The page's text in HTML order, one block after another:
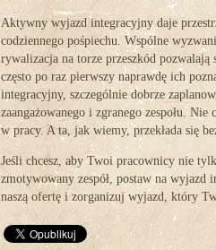
Aktywny wyjazd integracyjny daje
codziennego pośpiechu. Wspólne
rywalizacja na torze przeszkód
często po raz pierwszy naprawdę ich
integracyjny, szczególnie dobrze
zaangażowanego i zgranego zespołu.
w pracy. A ta, jak wiemy, przekłada się
Jeśli chcesz, aby Twoi pracownicy nie
zmotywowany zespół, postaw na
naszą ofertę i zorganizuj wyjazd, który